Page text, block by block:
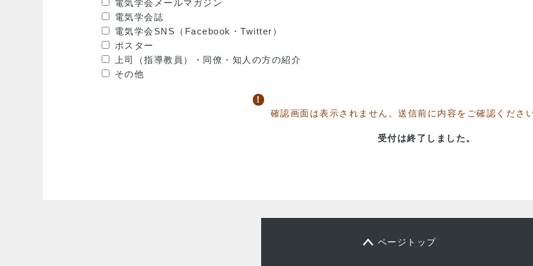
電気学会メールマガジン
電気学会誌
電気学会SNS（Facebook・Twitter）
ポスター
上司（指導教員）・同僚・知人の方の紹介
その他
！
確認画面は表示されません。送信前に内容をご確認くださ
受付は終了しました。
ページトップ